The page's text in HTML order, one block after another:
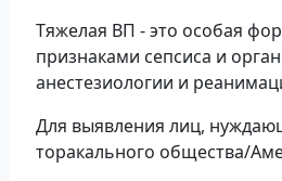
Тяжелая ВП - это особая
признаками сепсиса и
анестезиологии и
Для выявления лиц,
торакального общества/